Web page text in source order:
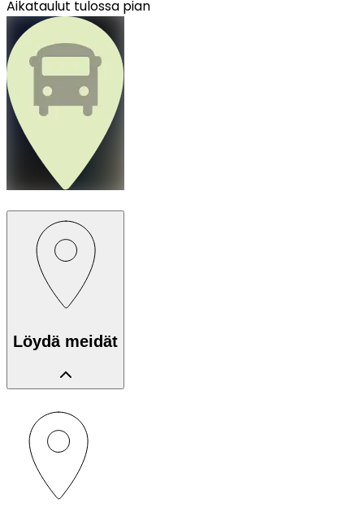
Aikataulut tulossa pian
Löydä meidät